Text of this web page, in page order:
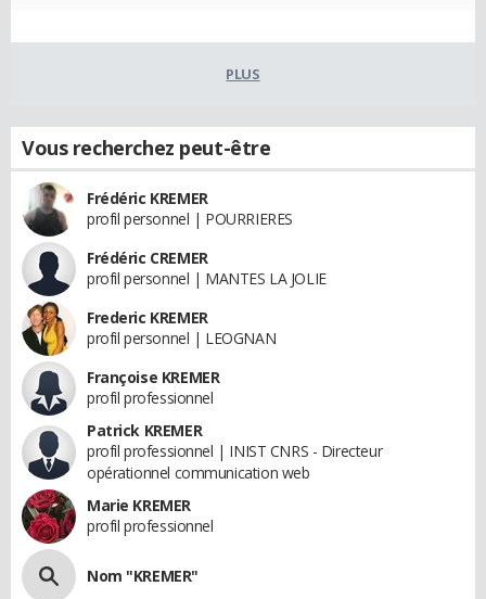
PLUS
Vous recherchez peut-être
Frédéric KREMER
profil personnel | POURRIERES
Frédéric CREMER
profil personnel | MANTES LA JOLIE
Frederic KREMER
profil personnel | LEOGNAN
Françoise KREMER
profil professionnel
Patrick KREMER
profil professionnel | INIST CNRS - Directeur
opérationnel communication web
Marie KREMER
profil professionnel
Nom "KREMER"